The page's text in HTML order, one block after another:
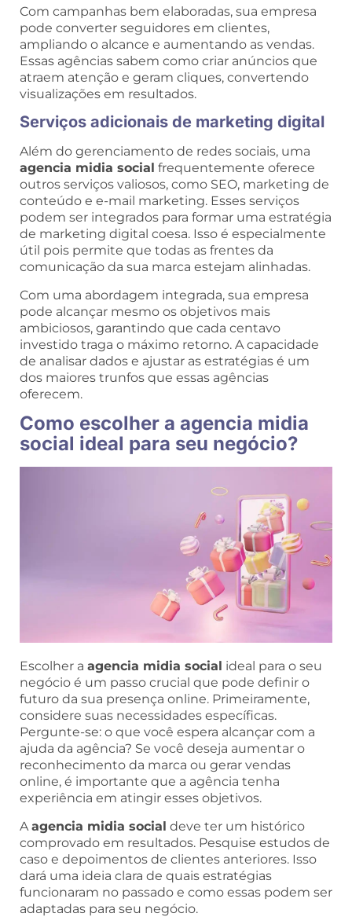
Com campanhas bem elaboradas, sua empresa
pode converter seguidores em clientes,
ampliando o alcance e aumentando as vendas.
Essas agências sabem como criar anúncios que
atraem atenção e geram cliques, convertendo
visualizações em resultados.
Serviços adicionais de marketing digital
Além do gerenciamento de redes sociais, uma
agencia midia social frequentemente oferece
outros serviços valiosos, como SEO, marketing de
conteúdo e e-mail marketing. Esses serviços
podem ser integrados para formar uma estratégia
de marketing digital coesa. Isso é especialmente
útil pois permite que todas as frentes da
comunicação da sua marca estejam alinhadas.
Com uma abordagem integrada, sua empresa
pode alcançar mesmo os objetivos mais
ambiciosos, garantindo que cada centavo
investido traga o máximo retorno. A capacidade
de analisar dados e ajustar as estratégias é um
dos maiores trunfos que essas agências
oferecem.
Como escolher a agencia midia
social ideal para seu negócio?
Escolher a agencia midia social ideal para o seu
negócio é um passo crucial que pode definir o
futuro da sua presença online. Primeiramente,
considere suas necessidades específicas.
Pergunte-se: o que você espera alcançar com a
ajuda da agência? Se você deseja aumentar o
reconhecimento da marca ou gerar vendas
online, é importante que a agência tenha
experiência em atingir esses objetivos.
A agencia midia social deve ter um histórico
comprovado em resultados. Pesquise estudos de
caso e depoimentos de clientes anteriores. Isso
dará uma ideia clara de quais estratégias
funcionaram no passado e como essas podem ser
adaptadas para seu negócio.